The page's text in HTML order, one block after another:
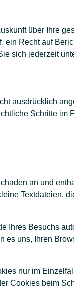
über Ihre
ein Recht auf
sich jederzeit
ausdrücklich
Schritte im
an und
Textdateien,
Ihres Besuchs
es uns, Ihren
nur im
Cookies beim